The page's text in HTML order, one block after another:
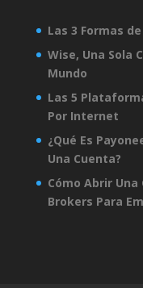
Las 3 Formas
Wise, Una Sola
Mundo
Las 5
Por Internet
¿Qué Es
Una Cuenta?
Cómo Abrir
Brokers Para